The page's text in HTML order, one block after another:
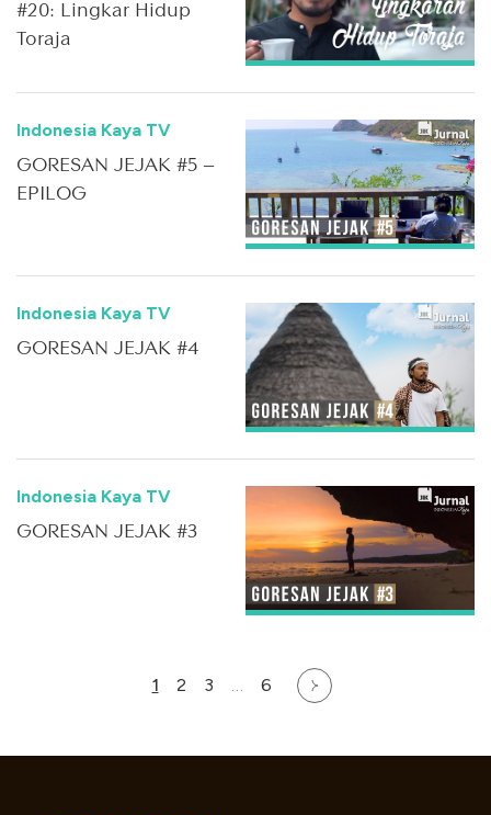
#20: Lingkar Hidup
Toraja
Indonesia Kaya TV
GORESAN JEJAK #5 –
EPILOG
Indonesia Kaya TV
GORESAN JEJAK #4
Indonesia Kaya TV
GORESAN JEJAK #3
1 2 3 … 6